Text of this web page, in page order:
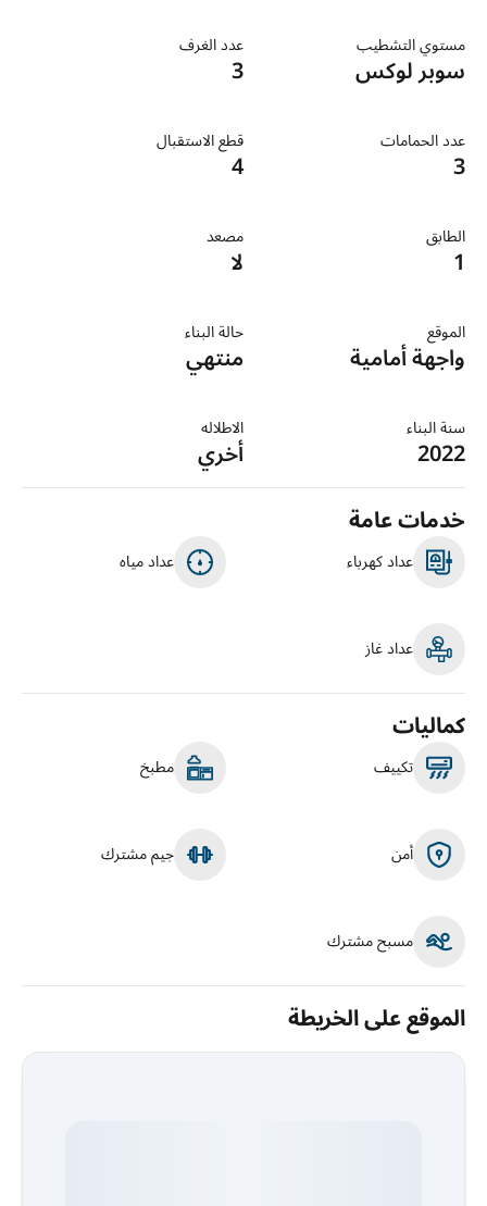
مستوي التشطيب
سوبر لوكس
عدد الغرف
3
عدد الحمامات
3
قطع الاستقبال
4
الطابق
1
مصعد
لا
الموقع
واجهة أمامية
حالة البناء
منتهي
سنة البناء
2022
الاطلاله
أخري
خدمات عامة
عداد كهرباء عداد مياه
عداد غاز
كماليات
تكييف مطبخ
أمن جيم مشترك
مسبح مشترك
الموقع على الخريطة